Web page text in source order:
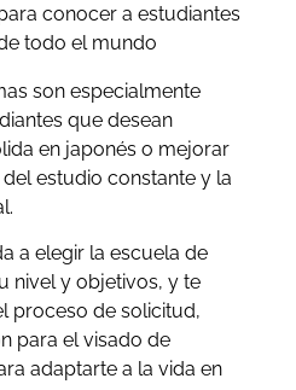
conocer a estudiantes
todo el mundo
son especialmente
que desean
en japonés o mejorar
estudio constante y la
a elegir la escuela de
nivel y objetivos, y te
proceso de solicitud,
para el visado de
adaptarte a la vida en